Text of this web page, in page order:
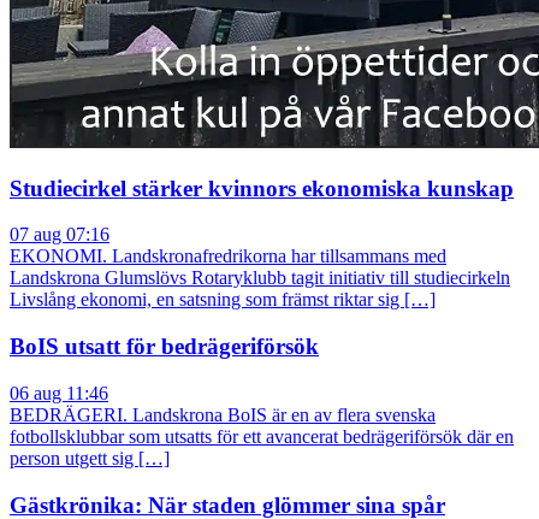
Studiecirkel stärker kvinnors ekonomiska kunskap
07 aug 07:16
EKONOMI. Landskronafredrikorna har tillsammans med
Landskrona Glumslövs Rotaryklubb tagit initiativ till studiecirkeln
Livslång ekonomi, en satsning som främst riktar sig […]
BoIS utsatt för bedrägeriförsök
06 aug 11:46
BEDRÄGERI. Landskrona BoIS är en av flera svenska
fotbollsklubbar som utsatts för ett avancerat bedrägeriförsök där en
person utgett sig […]
Gästkrönika: När staden glömmer sina spår